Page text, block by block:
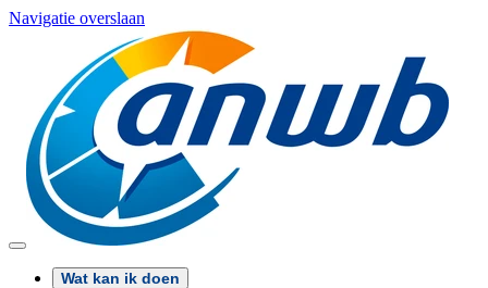
Navigatie overslaan
Wat kan ik doen